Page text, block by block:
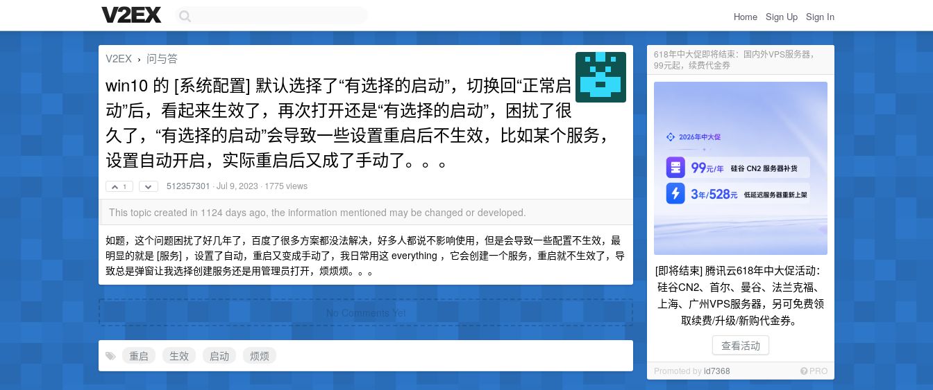
Home Sign Up Sign In
618年中大促即将结束：国内外VPS服务器，
99元起，续费代金券
[即将结束] 腾讯云618年中大促活动：
硅谷CN2、首尔、曼谷、法兰克福、
上海、广州VPS服务器，另可免费领
取续费/升级/新购代金券。
查看活动
Promoted byid7368 PRO
V2EX › 问与答
win10 的 [系统配置] 默认选择了“有选择的启动”，切换回“正常启
动”后，看起来生效了，再次打开还是“有选择的启动”，困扰了很
久了，“有选择的启动”会导致一些设置重启后不生效，比如某个服务，
设置自动开启，实际重启后又成了手动了。。。
1 512357301 ·Jul 9, 2023 · 1775 views
This topic created in 1124 days ago, the information mentioned may be changed or developed.
如题，这个问题困扰了好几年了，百度了很多方案都没法解决，好多人都说不影响使用，但是会导致一些配置不生效，最
明显的就是 [服务] ，设置了自动，重启又变成手动了，我日常用这 everything ，它会创建一个服务，重启就不生效了，导
致总是弹窗让我选择创建服务还是用管理员打开，烦烦烦。。。
No Comments Yet
重启 生效 启动 烦烦